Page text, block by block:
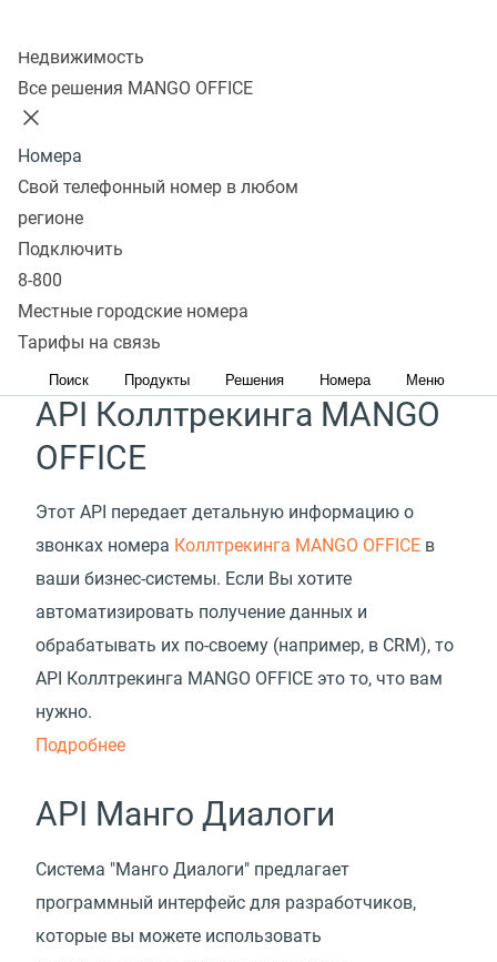
Недвижимость
Все решения MANGO OFFICE
Номера
Свой телефонный номер в любом
регионе
Подключить
8-800
Местные городские номера
Тарифы на связь
Поиск Продукты Решения Номера Меню
видов API MANGO OFFICE:
API Виртуальной АТС
Основной программный интерфейс управления
функциями
Этот API содержит методы для получения
уведомлений, начала и завершения вызова,
перевода вызова и прочее.
Подробнее
API Коллтрекинга MANGO
OFFICE
Этот API передает детальную информацию о
звонках номера Коллтрекинга MANGO OFFICE в
ваши бизнес-системы. Если Вы хотите
автоматизировать получение данных и
обрабатывать их по-своему (например, в CRM), то
API Коллтрекинга MANGO OFFICE это то, что вам
нужно.
Подробнее
API Манго Диалоги
Система "Манго Диалоги" предлагает
программный интерфейс для разработчиков,
которые вы можете использовать